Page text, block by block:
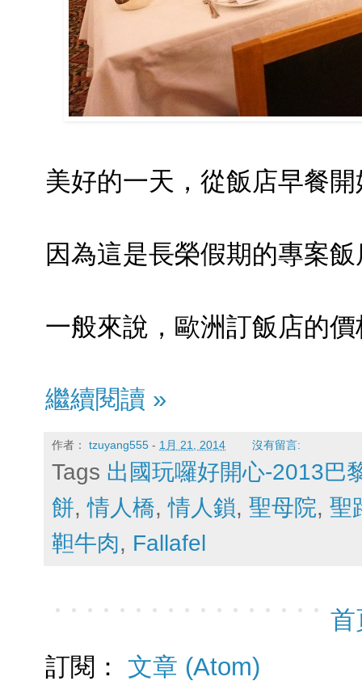
美好的一天，從飯店早餐開
因為這是長榮假期的專案
一般來說，歐洲訂飯店的
繼續閱讀 »
作者： tzuyang555 - 1月 21, 2014 沒有留言:
Tags 出國玩囉好開心-2013巴
餅,情人橋,情人鎖, 聖母院, 聖
靼牛肉, Fallafel
首
訂閱： 文章 (Atom)